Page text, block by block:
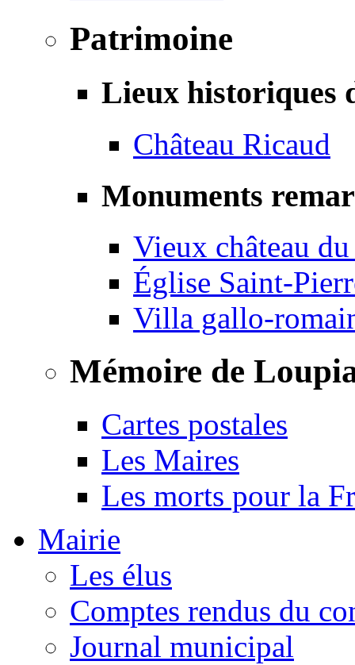
Patrimoine
Lieux historiques
Château Ricaud
Monuments
Vieux château
Église Saint-
Villa gallo-
Mémoire de
Cartes postales
Les Maires
Les morts pour la
Mairie
Les élus
Comptes rendus du
Journal municipal